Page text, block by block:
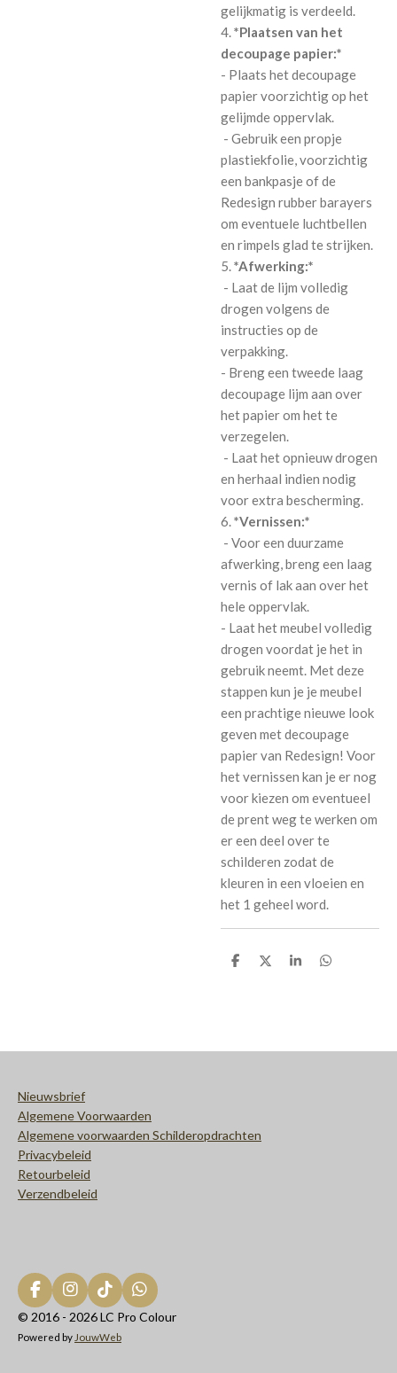
gelijkmatig is verdeeld.
4.*Plaatsen van het
decoupage papier:*
- Plaats het decoupage
papier voorzichtig op het
gelijmde oppervlak.
- Gebruik een propje
plastiekfolie, voorzichtig
een bankpasje of de
Redesign rubber barayers
om eventuele luchtbellen
en rimpels glad te strijken.
5.*Afwerking:*
- Laat de lijm volledig
drogen volgens de
instructies op de
verpakking.
- Breng een tweede laag
decoupage lijm aan over
het papier om het te
verzegelen.
- Laat het opnieuw drogen
en herhaal indien nodig
voor extra bescherming.
6.*Vernissen:*
- Voor een duurzame
afwerking, breng een laag
vernis of lak aan over het
hele oppervlak.
- Laat het meubel volledig
drogen voordat je het in
gebruik neemt. Met deze
stappen kun je je meubel
een prachtige nieuwe look
geven met decoupage
papier van Redesign! Voor
het vernissen kan je er nog
voor kiezen om eventueel
de prent weg te werken om
er een deel over te
schilderen zodat de
kleuren in een vloeien en
het 1 geheel word.
D
D
S
D
Nieuwsbrief
Algemene Voorwaarden
Algemene voorwaarden Schilderopdrachten
Privacybeleid
Retourbeleid
Verzendbeleid
F
a
e
I
n
t
T
i
T
W
h
© 2016 - 2026 LC Pro Colour
Powered by JouwWeb